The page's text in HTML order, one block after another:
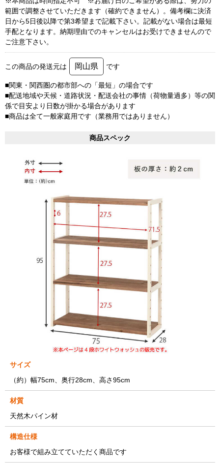
範囲で調整させていただきます（確約できません）。備考欄に決済
日から5日後以降で第3希望まで記載下さい。記載がない場合は最短
手配となります。納期理由でのキャンセルはお受けできませんので
ご注意下さい。
この商品の発送元は 岡山県 です
■関東・関西圏の都市部への「最短」の場合です
■配送地域や天候・道路状況・配送会社の事情（荷物量過多）等の関
係で目安より日数が掛かる場合があります
■商品は全て一般家庭用です（業務用ではありません）
商品スペック
サイズ
（約）幅75cm、奥行28cm、高さ95cm
材質
天然木パイン材
構造仕様
お客様で組み立てていただく商品です